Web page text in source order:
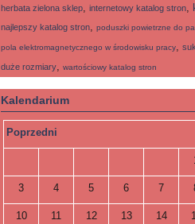
herbata zielona sklep, internetowy katalog stron,
najlepszy katalog stron, poduszki powietrzne do
pola elektromagnetycznego w środowisku pracy,
duże rozmiary, wartościowy katalog stron
Kalendarium
Poprzedni
3 4 5 6 7
10 11 12 13 14